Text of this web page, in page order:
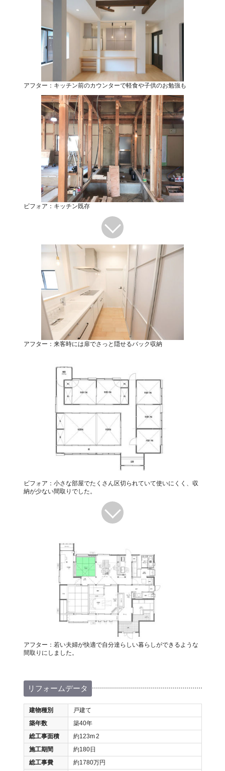
アフター：キッチン前のカウンターで軽食や子供のお勉強も
ビフォア：キッチン既存
アフター：来客時には扉でさっと隠せるバック収納
ビフォア：小さな部屋でたくさん区切られていて使いにくく、収
納が少ない間取りでした。
アフター：若い夫婦が快適で自分達らしい暮らしができるような
間取りにしました。
リフォームデータ
建物種別
戸建て
築年数
築40年
総工事面積
約123m2
施工期間
約180日
総工事費
約1780万円